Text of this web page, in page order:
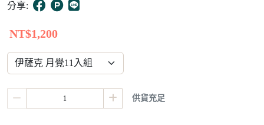
分享:
NT$1,200
供貨充足